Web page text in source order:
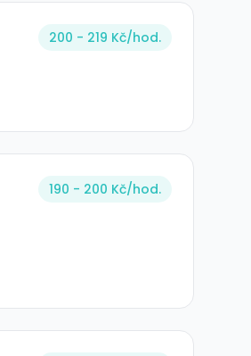
200 - 219 Kč/hod.
190 - 200 Kč/hod.